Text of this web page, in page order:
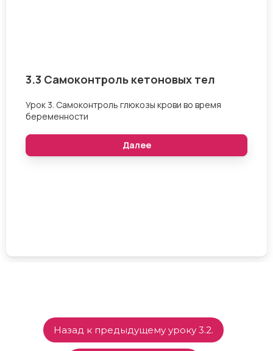
Назад к предыдущему уроку 3.2.